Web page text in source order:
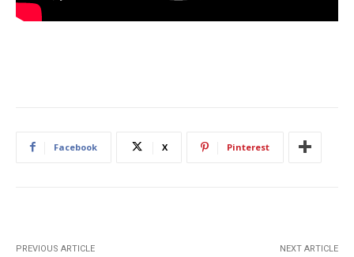
Facebook X Pinterest
PREVIOUS ARTICLE NEXT ARTICLE